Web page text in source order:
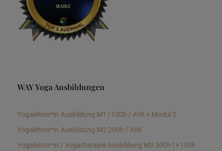
WAY Yoga Ausbildungen
Yogalehrer*in Ausbildung M1 | 100h / AYA + Modul 2
Yogalehrer*in Ausbildung M2 200h / AYA
Yogalehrer*in / Yogatherapie Ausbildung M3 300h | +100h